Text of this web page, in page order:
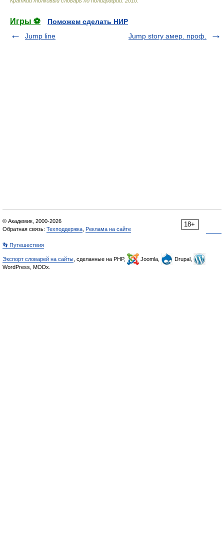
Игры ⚽
Поможем сделать НИР
Jump line
Jump story амер. проф.
18+
© Академик, 2000-2026
Обратная связь: Техподдержка Реклама на сайте
👣 Путешествия
Экспорт словарей на сайты , сделанные на PHP, Joomla,
Drupal,
WordPress, MODx.